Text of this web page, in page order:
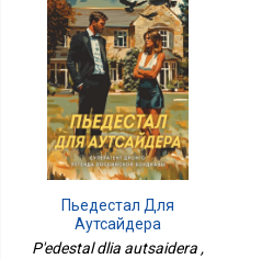
Пьедестал Для
Аутсайдера
P'edestal dlia autsaidera ,